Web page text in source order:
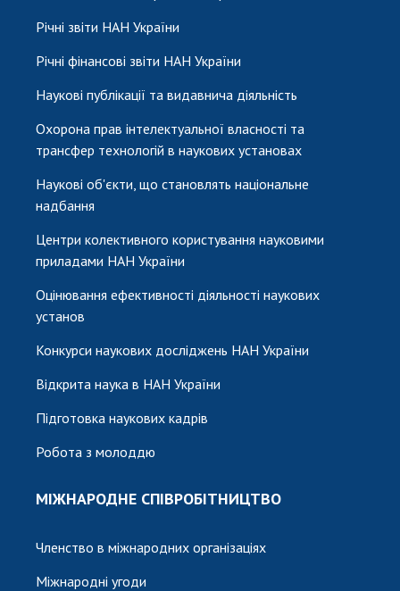
Річні звіти НАН України
Річні фінансові звіти НАН України
Наукові публікації та видавнича діяльність
Охорона прав інтелектуальної власності та
трансфер технологій в наукових установах
Наукові об'єкти, що становлять національне
надбання
Центри колективного користування науковими
приладами НАН України
Оцінювання ефективності діяльності наукових
установ
Конкурси наукових досліджень НАН України
Відкрита наука в НАН України
Підготовка наукових кадрів
Робота з молоддю
МІЖНАРОДНЕ СПІВРОБІТНИЦТВО
Членство в міжнародних організаціях
Міжнародні угоди